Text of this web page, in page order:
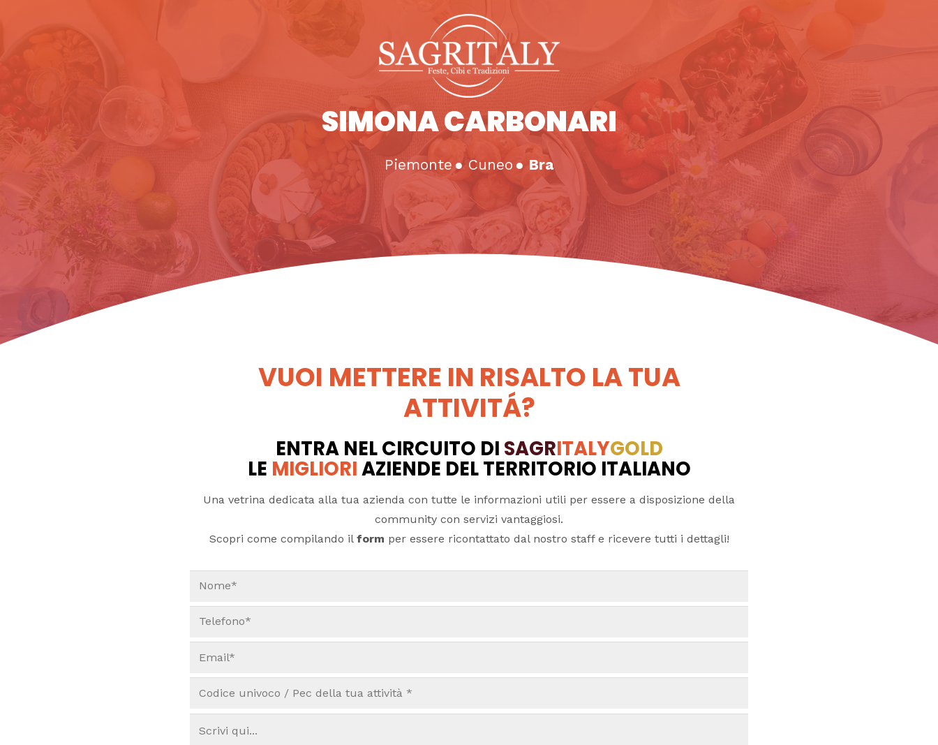
SIMONA CARBONARI
Piemonte ● Cuneo ● Bra
VUOI METTERE IN RISALTO LA TUA
ATTIVITÁ?
ENTRA NEL CIRCUITO DI SAGRITALYGOLD
LE MIGLIORIAZIENDE DEL TERRITORIO ITALIANO
Una vetrina dedicata alla tua azienda con tutte le informazioni utili per essere a disposizione della
community con servizi vantaggiosi.
Scopri come compilando il form per essere ricontattato dal nostro staff e ricevere tutti i dettagli!